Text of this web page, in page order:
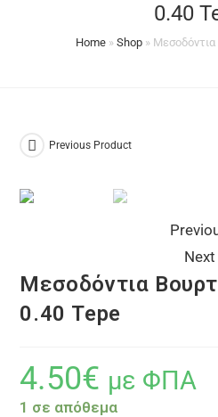
0.40
Home» Shop» Μεσοδόντια
Previous Product
Next
Μεσοδόντια
0.40 Tepe
4.50€ με ΦΠΑ
1 σε απόθεμα